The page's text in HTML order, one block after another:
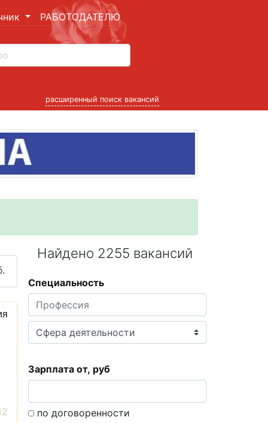
РАБОТОДАТЕЛЮ
расширенный поиск вакансий
Найдено 2255 вакансий
Специальность
Зарплата от, руб
по договоренности